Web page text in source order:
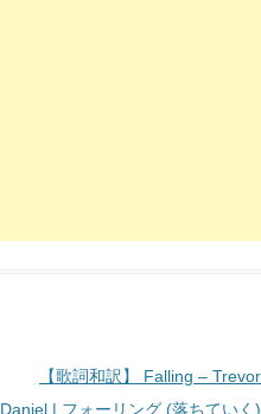
【歌詞和訳】 Falling – Trevor
Daniel | フォーリング (落ちていく)